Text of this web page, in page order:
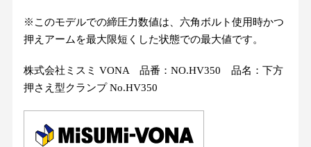
※このモデルでの締圧力数値は、六角ボルト使用時かつ
押えアームを最大限短くした状態での最大値です。
株式会社ミスミ VONA 品番：NO.HV350 品名：下方
押さえ型クランプ No.HV350